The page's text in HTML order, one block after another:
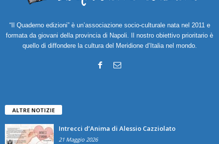
“Il Quaderno edizioni” è un’associazione socio-culturale nata nel 2011 e
formata da giovani della provincia di Napoli. Il nostro obiettivo prioritario è
quello di diffondere la cultura del Meridione d’Italia nel mondo.
ALTRE NOTIZIE
Intrecci d’Anima di Alessio Cazziolato
21 Maggio 2026